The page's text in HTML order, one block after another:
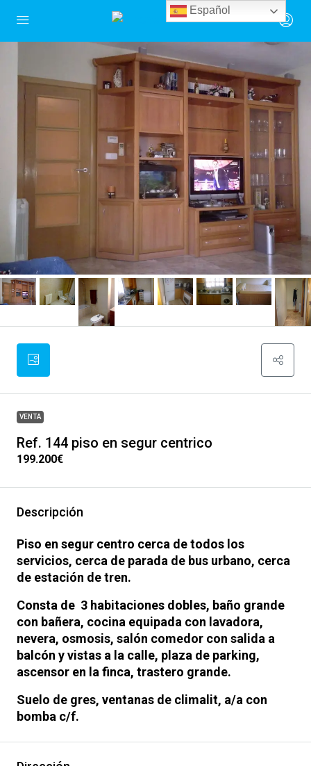
VENTA
Ref. 144 piso en segur centrico
199.200€
Descripción
Piso en segur centro cerca de todos los
servicios, cerca de parada de bus urbano, cerca
de estación de tren.
Consta de 3 habitaciones dobles, baño grande
con bañera, cocina equipada con lavadora,
nevera, osmosis, salón comedor con salida a
balcón y vistas a la calle, plaza de parking,
ascensor en la finca, trastero grande.
Suelo de gres, ventanas de climalit, a/a con
bomba c/f.
Español